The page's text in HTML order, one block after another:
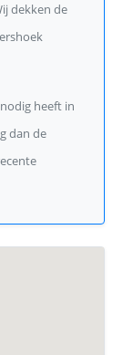
dekken de
heeft in
dan de